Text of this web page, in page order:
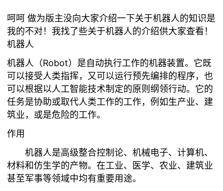
呵呵 做为版主没向大家介绍一下关于机器人的知识是
我的不对！我找了些关于机器人的介绍供大家查看！
机器人
机器人（Robot）是自动执行工作的机器装置。它既
可以接受人类指挥，又可以运行预先编排的程序，也
可以根据以人工智能技术制定的原则纲领行动。它的
任务是协助或取代人类工作的工作，例如生产业、建
筑业，或是危险的工作。
作用
机器人是高级整合控制论、机械电子、计算机、
材料和仿生学的产物。在工业、医学、农业、建筑业
甚至军事等领域中均有重要用途。